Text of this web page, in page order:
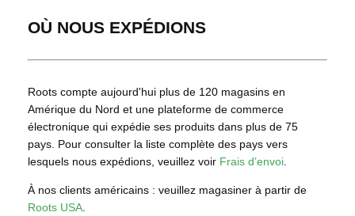
OÙ NOUS EXPÉDIONS
Roots compte aujourd'hui plus de 120 magasins en
Amérique du Nord et une plateforme de commerce
électronique qui expédie ses produits dans plus de 75
pays. Pour consulter la liste complète des pays vers
lesquels nous expédions, veuillez voir Frais d’envoi
À nos clients américains : veuillez magasiner à partir de
Roots USA